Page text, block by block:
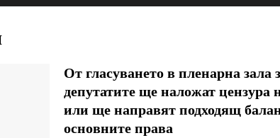
От гласуването в пленарна зала
депутатите ще наложат цензура
или ще направят подходящ
основните права